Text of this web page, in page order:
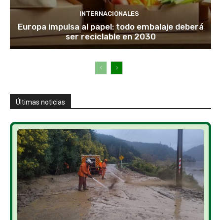
INTERNACIONALES
Europa impulsa al papel: todo embalaje deberá
ser reciclable en 2030
Últimas noticias